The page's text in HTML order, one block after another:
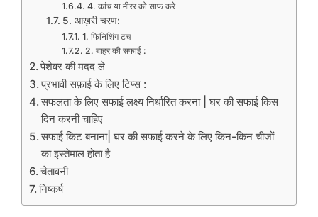
4. कांच या मीरर को साफ करे
5. आख़री चरण:
1. फिनिशिंग टच
2. बाहर की सफाई :
पेशेवर की मदद ले
प्रभावी सफ़ाई के लिए टिप्स :
सफलता के लिए सफाई लक्ष्य निर्धारित करना | घर की सफाई किस
दिन करनी चाहिए
सफाई किट बनाना| घर की सफाई करने के लिए किन-किन चीजों
का इस्तेमाल होता है
चेतावनी
निष्कर्ष